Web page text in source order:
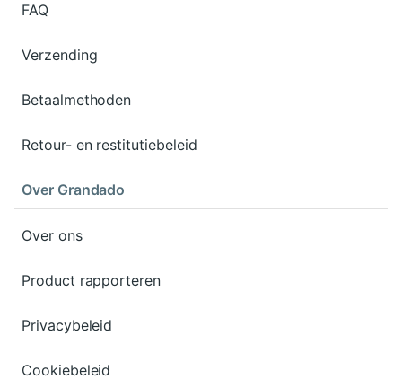
FAQ
Verzending
Betaalmethoden
Retour- en restitutiebeleid
Over Grandado
Over ons
Product rapporteren
Privacybeleid
Cookiebeleid